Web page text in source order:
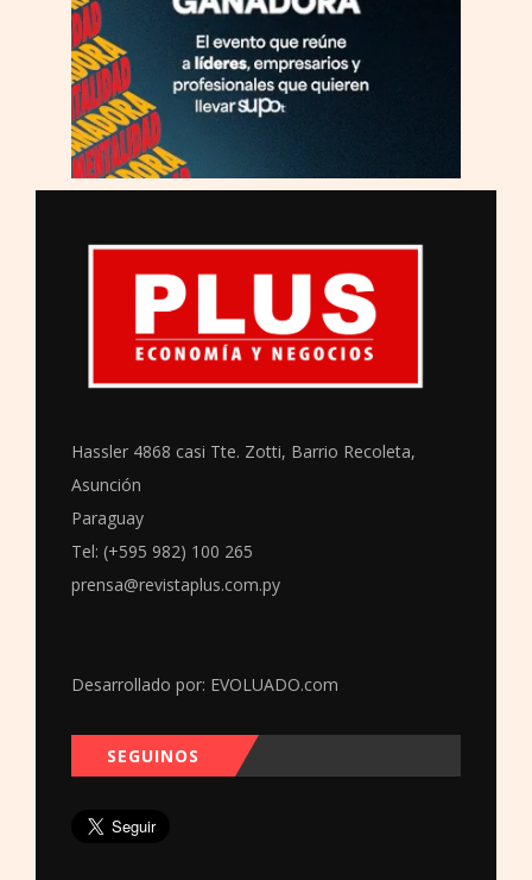
Hassler 4868 casi Tte. Zotti, Barrio Recoleta,
Asunción
Paraguay
Tel: (+595 982) 100 265
prensa@revistaplus.com.py
Desarrollado por: EVOLUADO.com
SEGUINOS